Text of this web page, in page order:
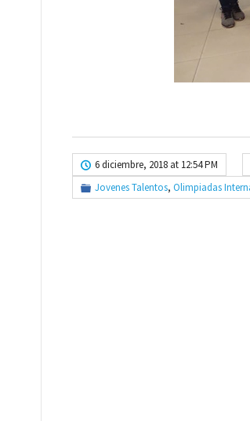
6 diciembre, 2018 at 12:54 PM
Jovenes Talentos, Olimpiadas